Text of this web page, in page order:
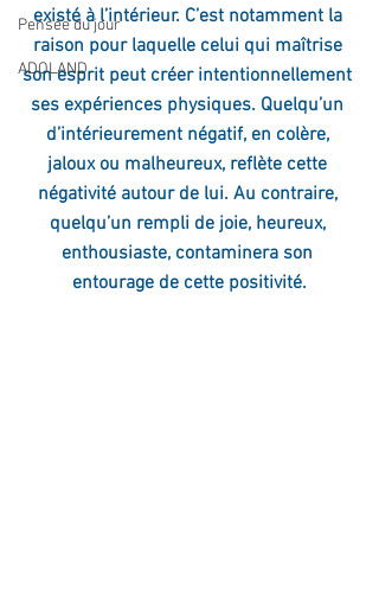
Pensée du jour
ADOLAND
existé à l’intérieur. C’est notamment la
raison pour laquelle celui qui maîtrise
son esprit peut créer intentionnellement
ses expériences physiques. Quelqu’un
d’intérieurement négatif, en colère,
jaloux ou malheureux, reflète cette
négativité autour de lui. Au contraire,
quelqu’un rempli de joie, heureux,
enthousiaste, contaminera son
entourage de cette positivité.